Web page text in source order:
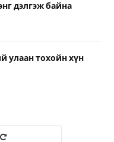
дэлгэж байна
улаан тохойн хүн